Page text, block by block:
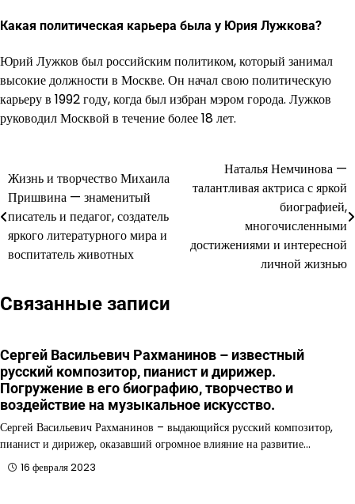
Какая политическая карьера была у Юрия Лужкова?
Юрий Лужков был российским политиком, который занимал
высокие должности в Москве. Он начал свою политическую
карьеру в 1992 году, когда был избран мэром города. Лужков
руководил Москвой в течение более 18 лет.
Навигация
по
записям
Жизнь и творчество Михаила
Пришвина — знаменитый
писатель и педагог, создатель
яркого литературного мира и
воспитатель животных
Наталья Немчинова —
талантливая актриса с яркой
биографией,
многочисленными
достижениями и интересной
личной жизнью
Связанные записи
Сергей Васильевич Рахманинов – известный
русский композитор, пианист и дирижер.
Погружение в его биографию, творчество и
воздействие на музыкальное искусство.
Сергей Васильевич Рахманинов – выдающийся русский композитор,
пианист и дирижер, оказавший огромное влияние на развитие…
16 февраля 2023